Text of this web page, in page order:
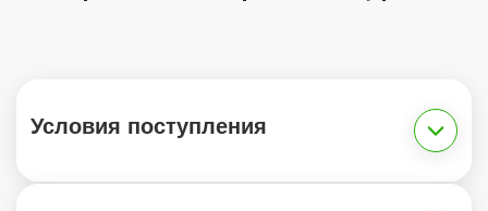
Условия поступления